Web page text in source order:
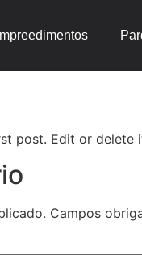
post. Edit or
Campos